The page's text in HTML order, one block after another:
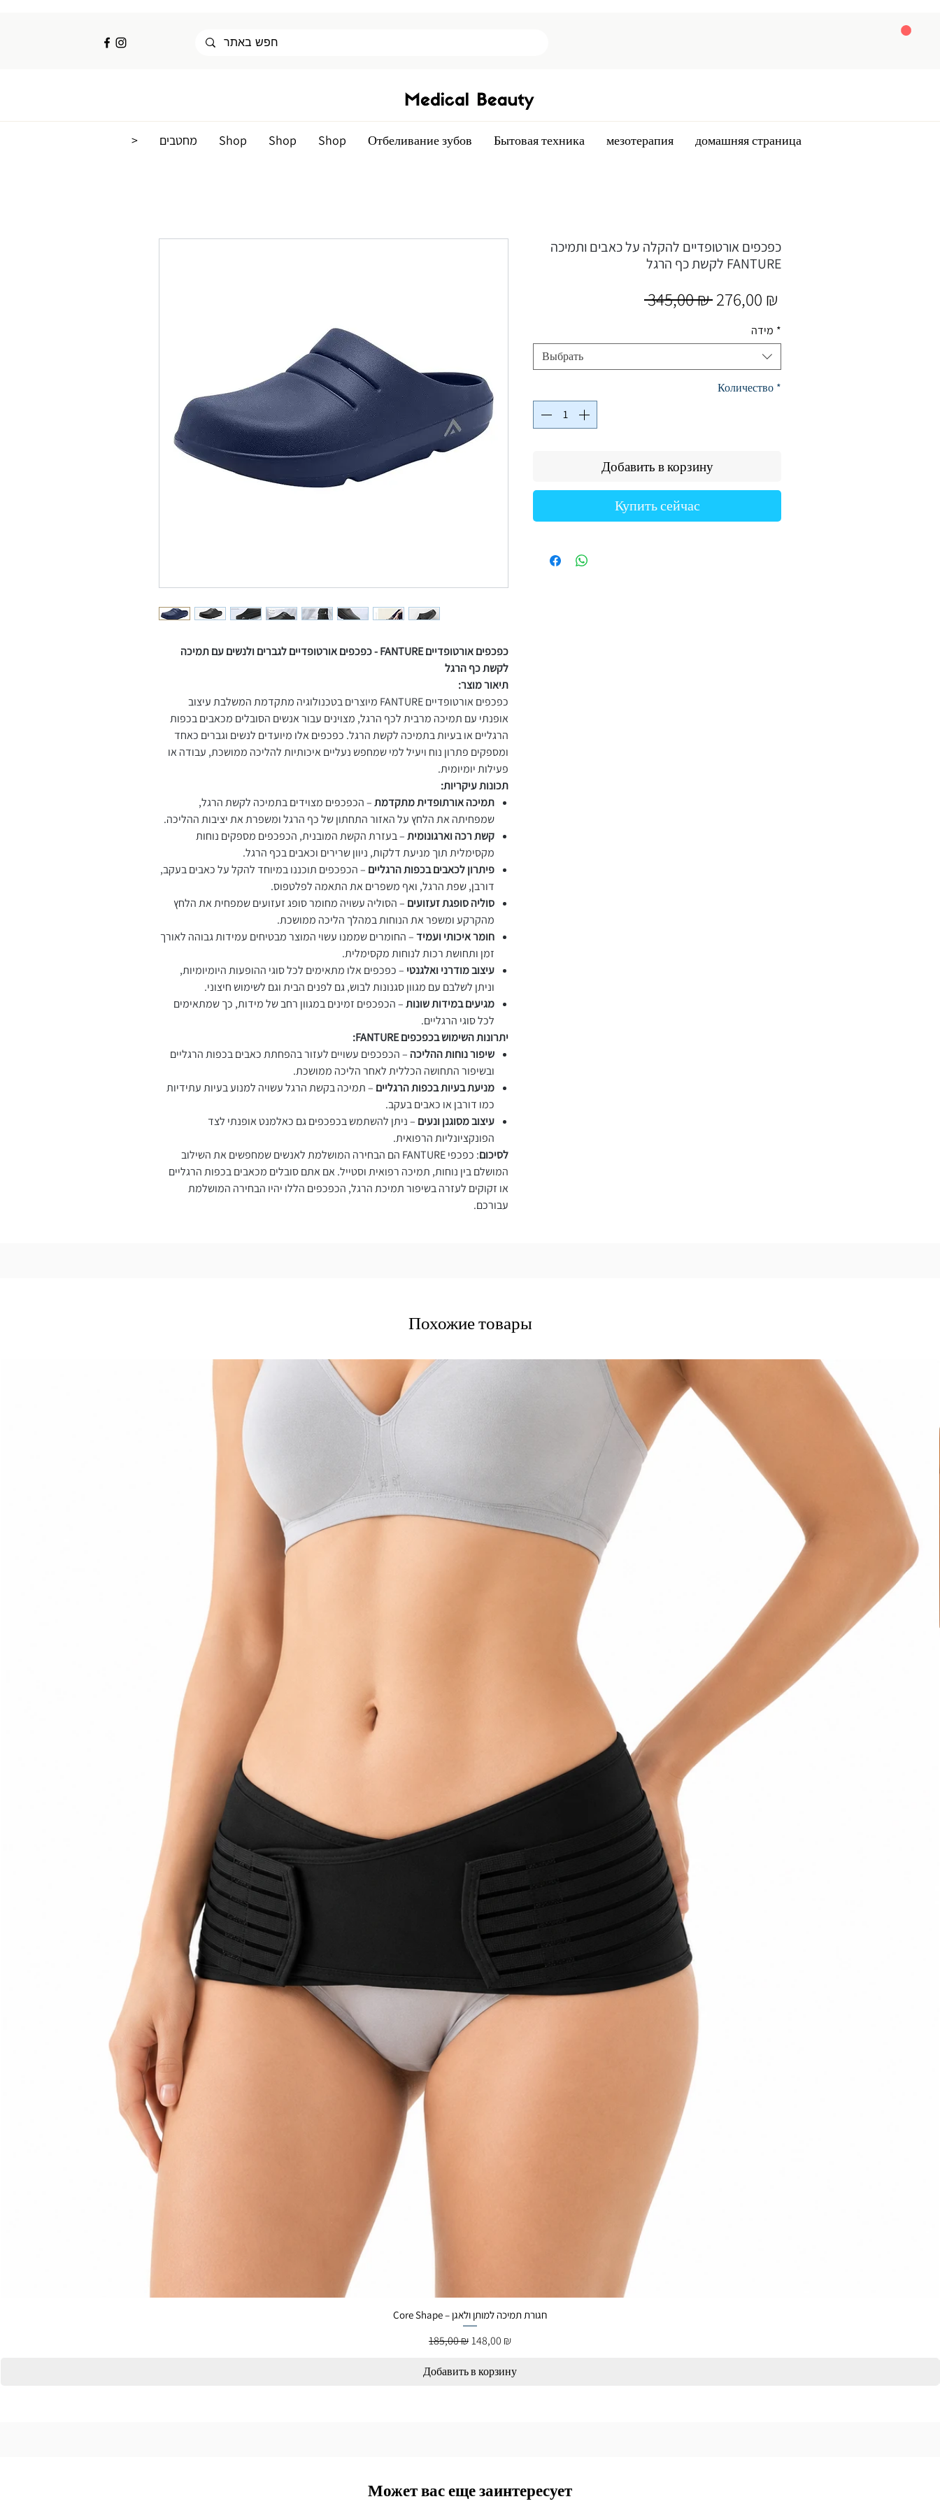
домашняя страница
мезотерапия
Бытовая техника
Отбеливание зубов
Shop
Shop
Shop מחטבים <
כפכפים אורטופדיים FANTURE - כפכפים אורטופדיים לגברים ולנשים עם תמיכה
לקשת כף הרגל
תיאור מוצר:
כפכפים אורטופדיים FANTURE מיוצרים בטכנולוגיה מתקדמת המשלבת עיצוב
אופנתי עם תמיכה מרבית לכף הרגל, מצוינים עבור אנשים הסובלים מכאבים בכפות
הרגליים או בעיות בתמיכה לקשת הרגל. כפכפים אלו מיועדים לנשים וגברים כאחד
ומספקים פתרון נוח ויעיל למי שמחפש נעליים איכותיות להליכה ממושכת, עבודה או
פעילות יומיומית.
תכונות עיקריות:
תמיכה אורתופדית מתקדמת– הכפכפים מצוידים בתמיכה לקשת הרגל,
שמפחיתה את הלחץ על האזור התחתון של כף הרגל ומשפרת את יציבות ההליכה.
קשת רכה וארגונומית– בעזרת הקשת המובנית, הכפכפים מספקים נוחות
מקסימלית תוך מניעת דלקות, ניוון שרירים וכאבים בכף הרגל.
פיתרון לכאבים בכפות הרגליים – הכפכפים תוכננו במיוחד להקל על כאבים בעקב,
דורבן, שפת הרגל, ואף משפרים את התאמה לפלטפוס.
סוליה סופגת זעזועים – הסוליה עשויה מחומר סופג זעזועים שמפחית את הלחץ
מהקרקע ומשפר את הנוחות במהלך הליכה ממושכת.
חומר איכותי ועמיד– החומרים שממנו עשוי המוצר מבטיחים עמידות גבוהה לאורך
זמן ותחושת רכות לנוחות מקסימלית.
עיצוב מודרני ואלגנטי – כפכפים אלו מתאימים לכל סוגי ההופעות היומיומיות,
וניתן לשלבם עם מגוון סגנונות לבוש, גם לפנים הבית וגם לשימוש חיצוני.
מגיעים במידות שונות– הכפכפים זמינים במגוון רחב של מידות, כך שמתאימים
לכל סוגי הרגליים.
יתרונות השימוש בכפכפים FANTURE:
שיפור נוחות ההליכה – הכפכפים עשויים לעזור בהפחתת כאבים בכפות הרגליים
ובשיפור התחושה הכללית לאחר הליכה ממושכת.
מניעת בעיות בכפות הרגליים – תמיכה בקשת הרגל עשויה למנוע בעיות עתידיות
כמו דורבן או כאבים בעקב.
עיצוב מסוגנן ונעים – ניתן להשתמש בכפכפים גם כאלמנט אופנתי לצד
הפונקציונליות הרפואית.
לסיכום
: כפכפי FANTURE הם הבחירה המושלמת לאנשים שמחפשים את השילוב
המושלם בין נוחות, תמיכה רפואית וסטייל. אם אתם סובלים מכאבים בכפות הרגליים
או זקוקים לעזרה בשיפור תמיכת הרגל, הכפכפים הללו יהיו הבחירה המושלמת
עבורכם.
כפכפים אורטופדיים להקלה על כאבים ותמיכה
לקשת כף הרגל FANTURE
345,00 ₪ Обычная
276,00 ₪
מידה *
Выбрать
Количество *
Добавить в корзину
Купить сейчас
Похожие товары
Core Shape – חגורת תמיכה למותן ולאגן
Обычная цена
185,00 ₪ Цена со скидкой
148,00 ₪
Добавить в корзину
Может вас еще заинтересует